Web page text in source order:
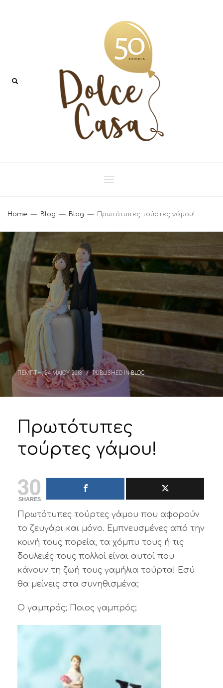
Home Blog Blog Πρωτότυπες τούρτες γάμου!
ΠΕΜΠΤΗ, 24 ΜΑΪΟΥ 2018 / PUBLISHED INBLOG
Πρωτότυπες
τούρτες γάμου!
30
SHARES
Πρωτότυπες τούρτες γάμου που αφορούν
το ζευγάρι και μόνο. Εμπνευσμένες από την
κοινή τους πορεία, τα χόμπυ τους ή τις
δουλειές τους πολλοί είναι αυτοί που
κάνουν τη ζωή τους γαμήλια τούρτα! Εσύ
θα μείνεις στα συνηθισμένα;
Ο γαμπρός; Ποιος γαμπρός;